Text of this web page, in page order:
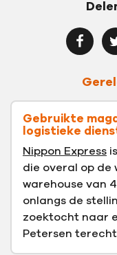
Gebruikte
logistieke
Nippon Express
die overal op de
warehouse van
onlangs de
zoektocht naar
Petersen